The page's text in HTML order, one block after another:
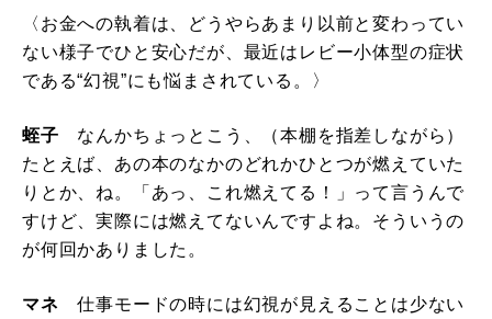
〈お金への執着は、どうやらあまり以前と変わってい
ない様子でひと安心だが、最近はレビー小体型の症状
である“幻視”にも悩まされている。〉
蛭子 なんかちょっとこう、（本棚を指差しながら）
たとえば、あの本のなかのどれかひとつが燃えていた
りとか、ね。「あっ、これ燃えてる！」って言うんで
すけど、実際には燃えてないんですよね。そういうの
が何回かありました。
マネ 仕事モードの時には幻視が見えることは少ない